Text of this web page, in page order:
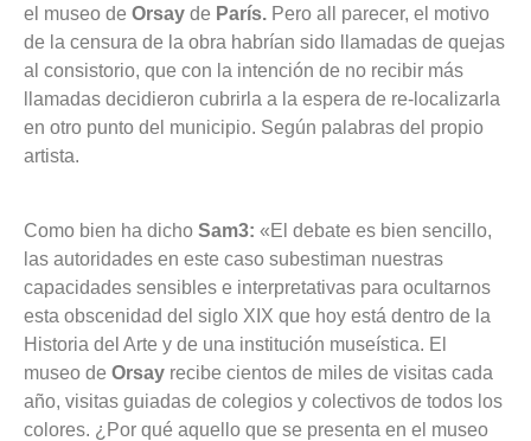
el museo de Orsay de París. Pero all parecer, el motivo
de la censura de la obra habrían sido llamadas de quejas
al consistorio, que con la intención de no recibir más
llamadas decidieron cubrirla a la espera de re-localizarla
en otro punto del municipio. Según palabras del propio
artista.
Como bien ha dicho Sam3: «El debate es bien sencillo,
las autoridades en este caso subestiman nuestras
capacidades sensibles e interpretativas para ocultarnos
esta obscenidad del siglo XIX que hoy está dentro de la
Historia del Arte y de una institución museística. El
museo de Orsay recibe cientos de miles de visitas cada
año, visitas guiadas de colegios y colectivos de todos los
colores. ¿Por qué aquello que se presenta en el museo